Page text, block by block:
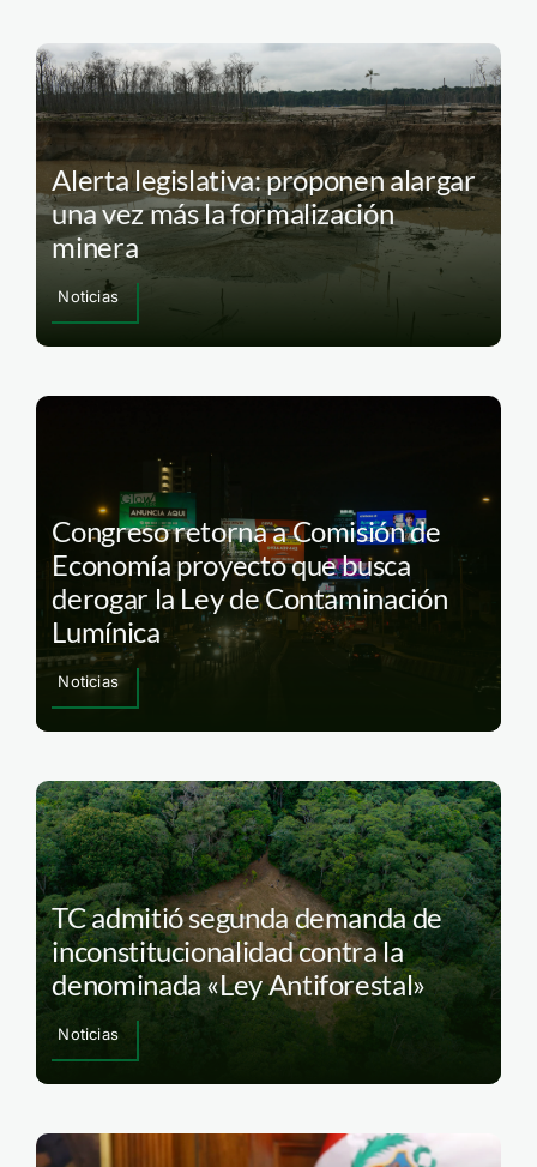
Alerta legislativa: proponen alargar
una vez más la formalización
minera
Noticias
Congreso retorna a Comisión de
Economía proyecto que busca
derogar la Ley de Contaminación
Lumínica
Noticias
TC admitió segunda demanda de
inconstitucionalidad contra la
denominada «Ley Antiforestal»
Noticias